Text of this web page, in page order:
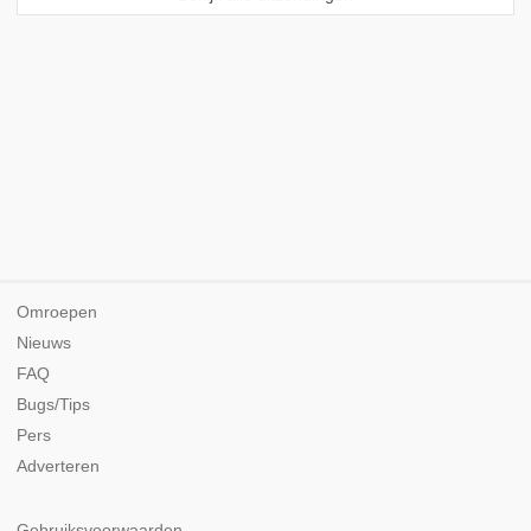
Omroepen
Nieuws
FAQ
Bugs/Tips
Pers
Adverteren